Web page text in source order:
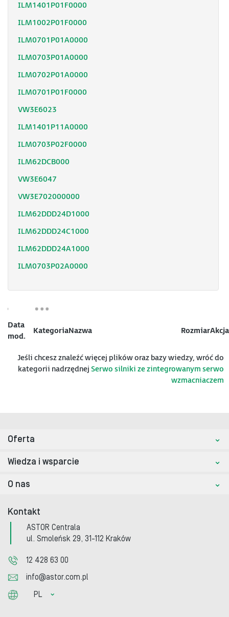
ILM1401P01F0000
ILM1002P01F0000
ILM0701P01A0000
ILM0703P01A0000
ILM0702P01A0000
ILM0701P01F0000
VW3E6023
ILM1401P11A0000
ILM0703P02F0000
ILM62DCB000
VW3E6047
VW3E702000000
ILM62DDD24D1000
ILM62DDD24C1000
ILM62DDD24A1000
ILM0703P02A0000
Data
mod.
KategoriaNazwa RozmiarAkcja
Jeśli chcesz znaleźć więcej plików oraz bazy wiedzy, wróć do
kategorii nadrzędnej Serwo silniki ze zintegrowanym serwo
wzmacniaczem
Oferta
Wiedza i wsparcie
O nas
Kontakt
ASTOR Centrala
ul. Smoleńsk 29, 31-112 Kraków
12 428 63 00
info@astor.com.pl
PL